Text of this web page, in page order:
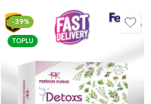
-39%
TOPLU